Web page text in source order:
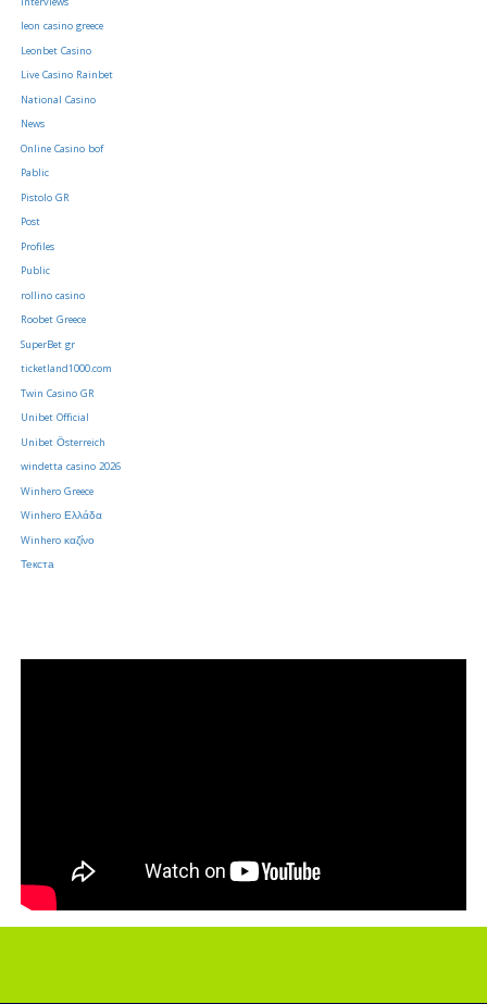
leon casino greece
Leonbet Casino
Live Casino Rainbet
National Casino
News
Online Casino bof
Pablic
Pistolo GR
Post
Profiles
Public
rollino casino
Roobet Greece
SuperBet gr
ticketland1000.com
Twin Casino GR
Unibet Official
Unibet Österreich
windetta casino 2026
Winhero Greece
Winhero Ελλάδα
Winhero καζίνο
Текста